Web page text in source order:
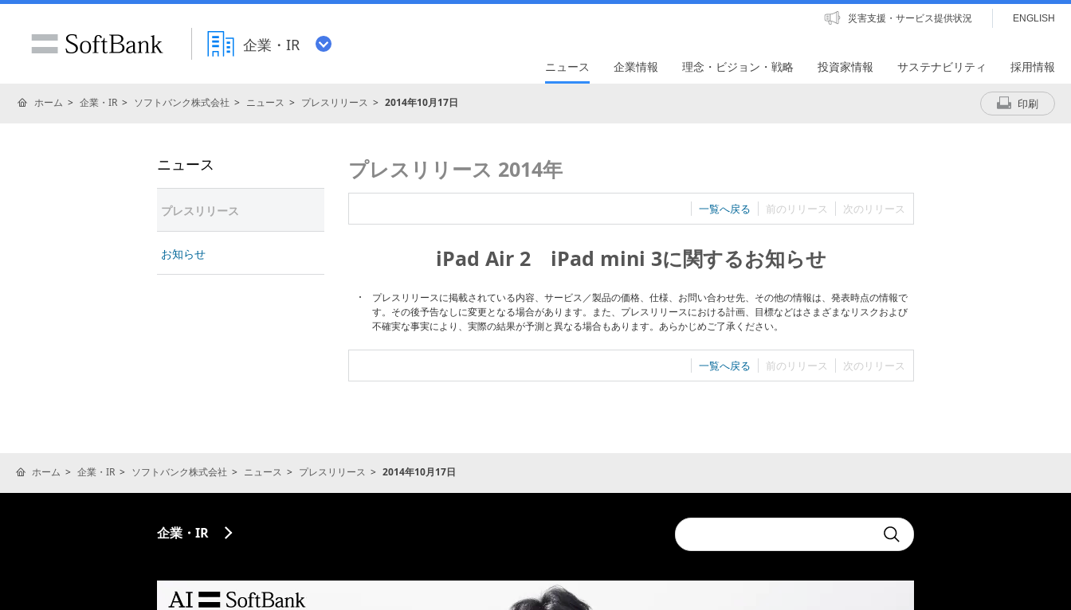
企業・IR
災害支援・サービス提供状況 ENGLISH
ニュース 企業情報 理念・ビジョン・戦略 投資家情報 サステナビリティ 採用情報
ホーム 企業・IR ソフトバンク株式会社 ニュース プレスリリース 2014年10月17日 印刷
プレスリリース 2014年
一覧へ戻る 前のリリース 次のリリース
iPad Air 2 iPad mini 3に関するお知らせ
プレスリリースに掲載されている内容、サービス／製品の価格、仕様、お問い合わせ先、その他の情報は、発表時点の情報で
す。その後予告なしに変更となる場合があります。また、プレスリリースにおける計画、目標などはさまざまなリスクおよび
不確実な事実により、実際の結果が予測と異なる場合もあります。あらかじめご了承ください。
一覧へ戻る 前のリリース 次のリリース
ニュース
プレスリリース
お知らせ
ホーム 企業・IR ソフトバンク株式会社 ニュース プレスリリース 2014年10月17日
Conduct
a
search
Submit
企業・IR